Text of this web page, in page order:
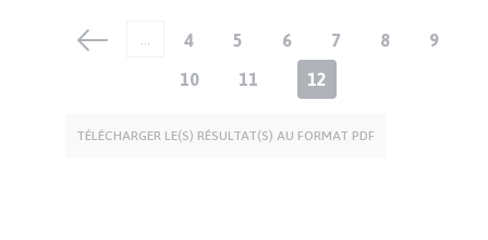
Pagination Page
4 Page
5 Page
6 Page
7 Page
8 Page
9
Page
10 Page
11
Page
12
TÉLÉCHARGER LE(S) RÉSULTAT(S) AU FORMAT PDF